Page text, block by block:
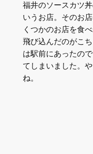
福井のソースカツ
いうお店。そのお
くつかのお店を食
飛び込んだのがこ
は駅前にあったの
てしまいました。
ね。